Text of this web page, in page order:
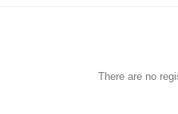
There are no